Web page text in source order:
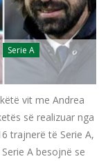
Serie A
vit me Andrea
së realizuar nga
trajnerë të Serie A,
A besojnë se